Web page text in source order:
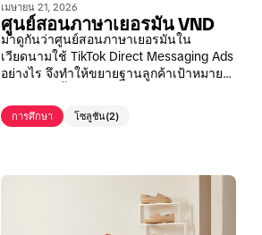
เมษายน 21, 2026
ศูนย์สอนภาษาเยอรมัน VND
มาดูกันว่าศูนย์สอนภาษาเยอรมันใน
เวียดนามใช้ TikTok Direct Messaging Ads
อย่างไร จึงทำให้ขยายฐานลูกค้าเป้าหมาย
การศึกษา โซลูชัน(2)